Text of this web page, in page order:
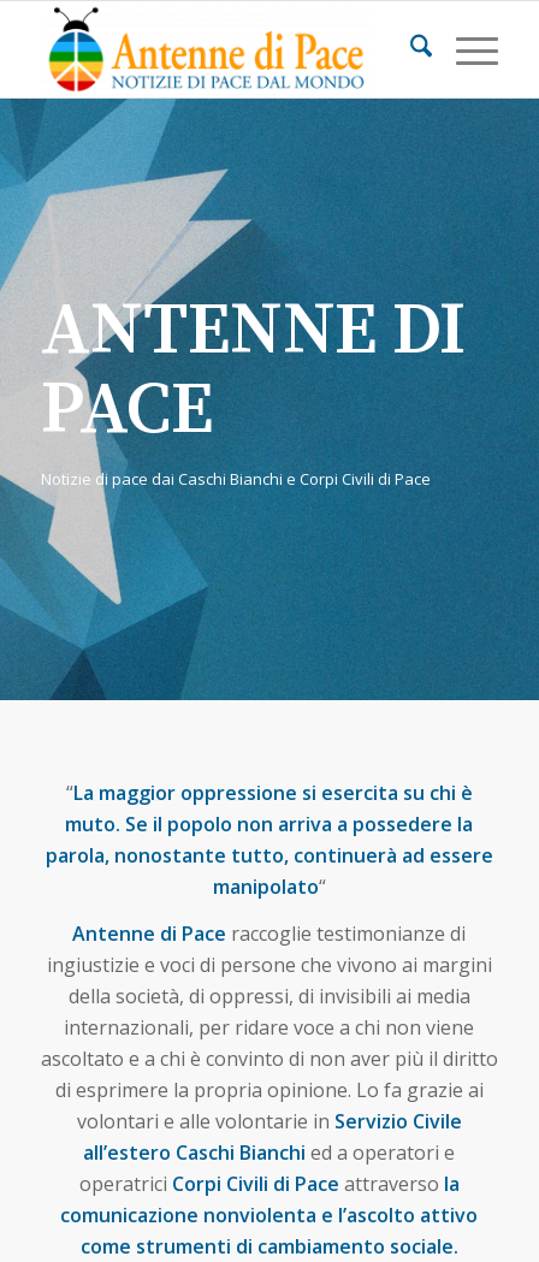
ANTENNE DI
PACE
Notizie di pace dai Caschi Bianchi e Corpi Civili di Pace
“La maggior oppressione si esercita su chi è
muto. Se il popolo non arriva a possedere la
parola, nonostante tutto, continuerà ad essere
manipolato“
Antenne di Pace raccoglie testimonianze di
ingiustizie e voci di persone che vivono ai margini
della società, di oppressi, di invisibili ai media
internazionali, per ridare voce a chi non viene
ascoltato e a chi è convinto di non aver più il diritto
di esprimere la propria opinione. Lo fa grazie ai
volontari e alle volontarie in Servizio Civile
all’estero Caschi Bianchi ed a operatori e
operatrici Corpi Civili di Pace attraverso la
comunicazione nonviolenta e l’ascolto attivo
come strumenti di cambiamento sociale.